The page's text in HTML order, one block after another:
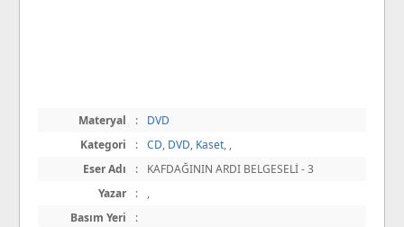
Materyal :
DVD
Kategori
: CD, DVD, Kaset, ,
Eser Adı
:
KAFDAĞININ ARDI BELGESELİ - 3
Yazar
:
,
Basım Yeri
: